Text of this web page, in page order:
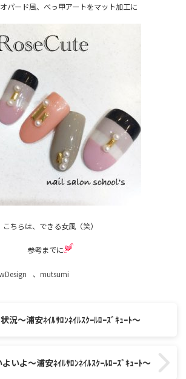
パード風、べっ甲アートをマット加工に
こちらは、できる女風（笑）
参考までに
、 mutsumi
況～浦安ﾈｲﾙｻﾛﾝﾈｲﾙｽｸｰﾙﾛｰｽﾞｷｭｰﾄ～
よいよ～浦安ﾈｲﾙｻﾛﾝﾈｲﾙｽｸｰﾙﾛｰｽﾞｷｭｰﾄ～